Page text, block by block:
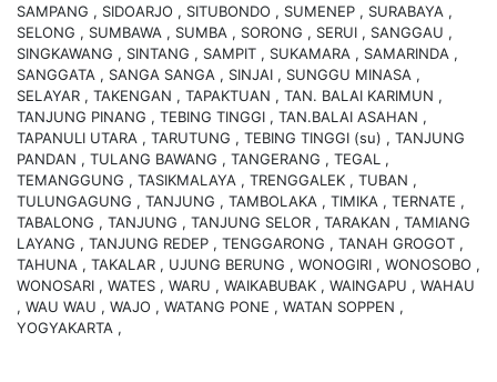
SAMPANG , SIDOARJO , SITUBONDO , SUMENEP , SURABAYA ,
SELONG , SUMBAWA , SUMBA , SORONG , SERUI , SANGGAU ,
SINGKAWANG , SINTANG , SAMPIT , SUKAMARA , SAMARINDA ,
SANGGATA , SANGA SANGA , SINJAI , SUNGGU MINASA ,
SELAYAR , TAKENGAN , TAPAKTUAN , TAN. BALAI KARIMUN ,
TANJUNG PINANG , TEBING TINGGI , TAN.BALAI ASAHAN ,
TAPANULI UTARA , TARUTUNG , TEBING TINGGI (su) , TANJUNG
PANDAN , TULANG BAWANG , TANGERANG , TEGAL ,
TEMANGGUNG , TASIKMALAYA , TRENGGALEK , TUBAN ,
TULUNGAGUNG , TANJUNG , TAMBOLAKA , TIMIKA , TERNATE ,
TABALONG , TANJUNG , TANJUNG SELOR , TARAKAN , TAMIANG
LAYANG , TANJUNG REDEP , TENGGARONG , TANAH GROGOT ,
TAHUNA , TAKALAR , UJUNG BERUNG , WONOGIRI , WONOSOBO ,
WONOSARI , WATES , WARU , WAIKABUBAK , WAINGAPU , WAHAU
, WAU WAU , WAJO , WATANG PONE , WATAN SOPPEN ,
YOGYAKARTA ,